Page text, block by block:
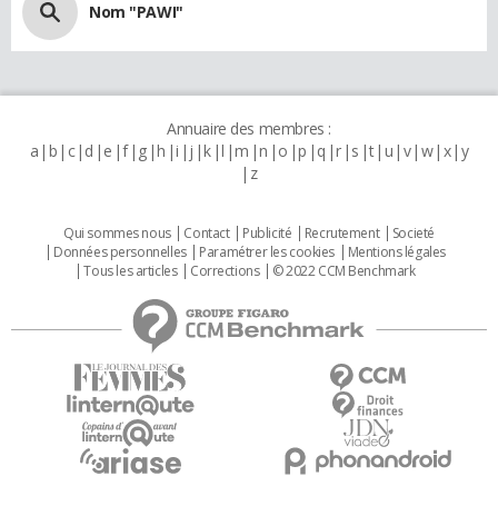
Nom "PAWI"
Annuaire des membres :
a b c d e f g h i j k l m n o p q r s t u v w x y
z
Qui sommes nous Contact Publicité Recrutement
Societé
Données personnelles
Paramétrer les cookies
Mentions légales
Tous les articles
Corrections © 2022 CCM Benchmark